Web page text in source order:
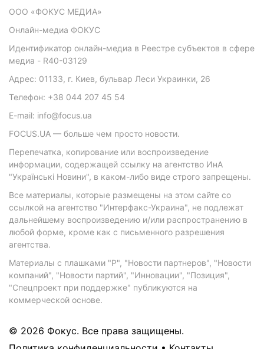
ООО «ФОКУС МЕДИА»
Онлайн-медиа ФОКУС
Идентификатор онлайн-медиа в Реестре субъектов в сфере
медиа - R40-03129
Адрес: 01133, г. Киев, бульвар Леси Украинки, 26
Телефон: +38 044 207 45 54
E-mail: info@focus.ua
FOCUS.UA — больше чем просто новости.
Перепечатка, копирование или воспроизведение
информации, содержащей ссылку на агентство ИнА
"Українські Новини", в каком-либо виде строго запрещены.
Все материалы, которые размещены на этом сайте со
ссылкой на агентство "Интерфакс-Украина", не подлежат
дальнейшему воспроизведению и/или распространению в
любой форме, кроме как с письменного разрешения
агентства.
Материалы с плашками "Р", "Новости партнеров", "Новости
компаний", "Новости партий", "Инновации", "Позиция",
"Спецпроект при поддержке" публикуются на
коммерческой основе.
© 2026 Фокус. Все права защищены.